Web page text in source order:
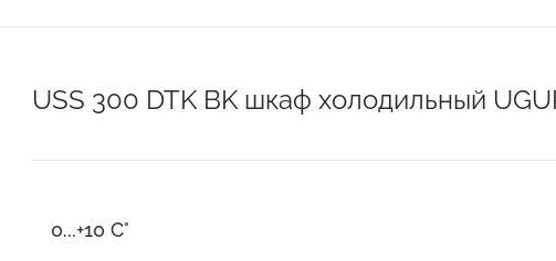
USS 300 DTK BK шкаф холодильный
0...+10 С°